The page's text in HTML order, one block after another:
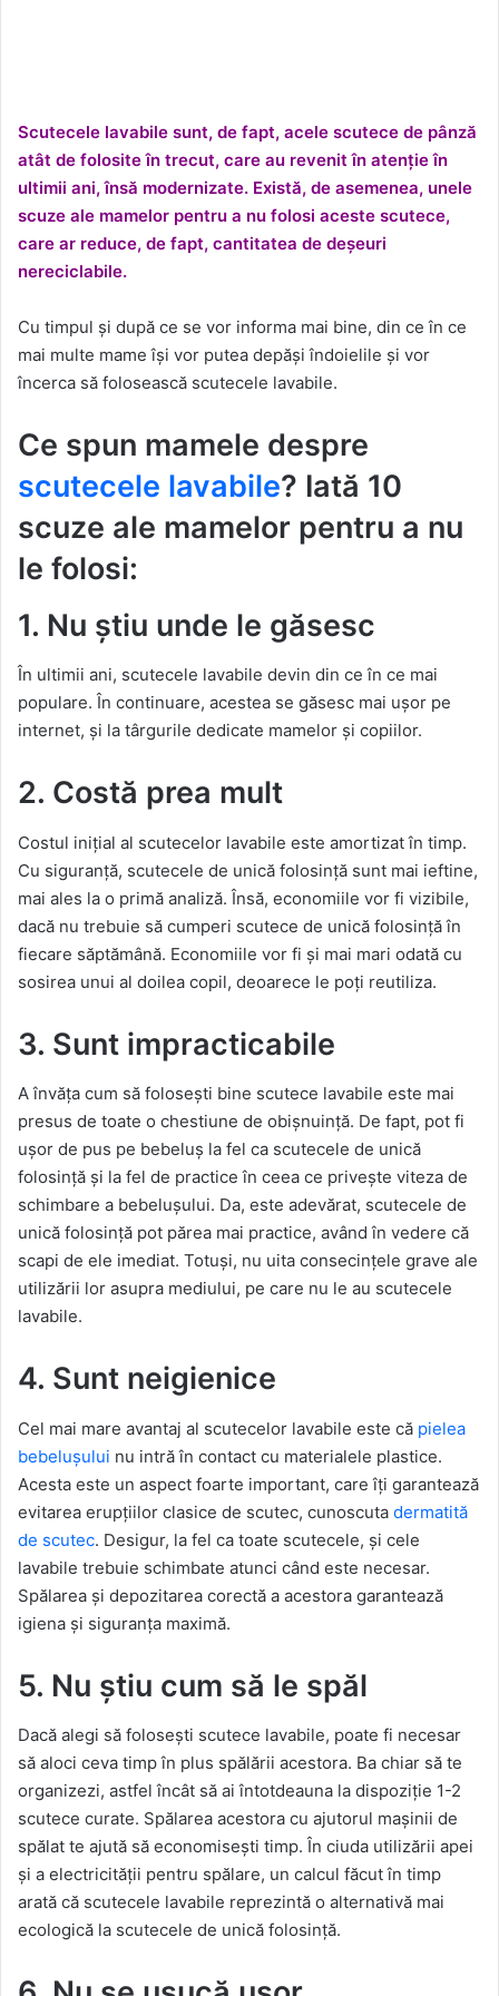
Scutecele lavabile sunt, de fapt, acele scutece de pânză
atât de folosite în trecut, care au revenit în atenție în
ultimii ani, însă modernizate. Există, de asemenea, unele
scuze ale mamelor pentru a nu folosi aceste scutece,
care ar reduce, de fapt, cantitatea de deșeuri
nereciclabile.
Cu timpul și după ce se vor informa mai bine, din ce în ce
mai multe mame își vor putea depăși îndoielile și vor
încerca să folosească scutecele lavabile.
Ce spun mamele despre
scutecele lavabile? Iată 10
scuze ale mamelor pentru a nu
le folosi:
1. Nu știu unde le găsesc
În ultimii ani, scutecele lavabile devin din ce în ce mai
populare. În continuare, acestea se găsesc mai ușor pe
internet, și la târgurile dedicate mamelor și copiilor.
2. Costă prea mult
Costul inițial al scutecelor lavabile este amortizat în timp.
Cu siguranță, scutecele de unică folosință sunt mai ieftine,
mai ales la o primă analiză. Însă, economiile vor fi vizibile,
dacă nu trebuie să cumperi scutece de unică folosință în
fiecare săptămână. Economiile vor fi și mai mari odată cu
sosirea unui al doilea copil, deoarece le poți reutiliza.
3. Sunt impracticabile
A învăța cum să folosești bine scutece lavabile este mai
presus de toate o chestiune de obișnuință. De fapt, pot fi
ușor de pus pe bebeluș la fel ca scutecele de unică
folosință și la fel de practice în ceea ce privește viteza de
schimbare a bebelușului. Da, este adevărat, scutecele de
unică folosință pot părea mai practice, având în vedere că
scapi de ele imediat. Totuși, nu uita consecințele grave ale
utilizării lor asupra mediului, pe care nu le au scutecele
lavabile.
4. Sunt neigienice
Cel mai mare avantaj al scutecelor lavabile este că pielea
bebelușului nu intră în contact cu materialele plastice.
Acesta este un aspect foarte important, care îți garantează
evitarea erupțiilor clasice de scutec, cunoscuta dermatită
de scutec. Desigur, la fel ca toate scutecele, și cele
lavabile trebuie schimbate atunci când este necesar.
Spălarea și depozitarea corectă a acestora garantează
igiena și siguranța maximă.
5. Nu știu cum să le spăl
Dacă alegi să folosești scutece lavabile, poate fi necesar
să aloci ceva timp în plus spălării acestora. Ba chiar să te
organizezi, astfel încât să ai întotdeauna la dispoziție 1-2
scutece curate. Spălarea acestora cu ajutorul mașinii de
spălat te ajută să economisești timp. În ciuda utilizării apei
și a electricității pentru spălare, un calcul făcut în timp
arată că scutecele lavabile reprezintă o alternativă mai
ecologică la scutecele de unică folosință.